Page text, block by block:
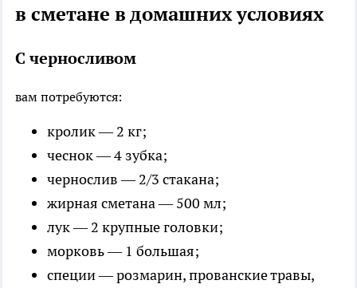
в сметане в домашних условиях
С черносливом
вам потребуются:
кролик — 2 кг;
чеснок — 4 зубка;
чернослив — 2/3 стакана;
жирная сметана — 500 мл;
лук — 2 крупные головки;
морковь — 1 большая;
специи — розмарин, прованские травы,